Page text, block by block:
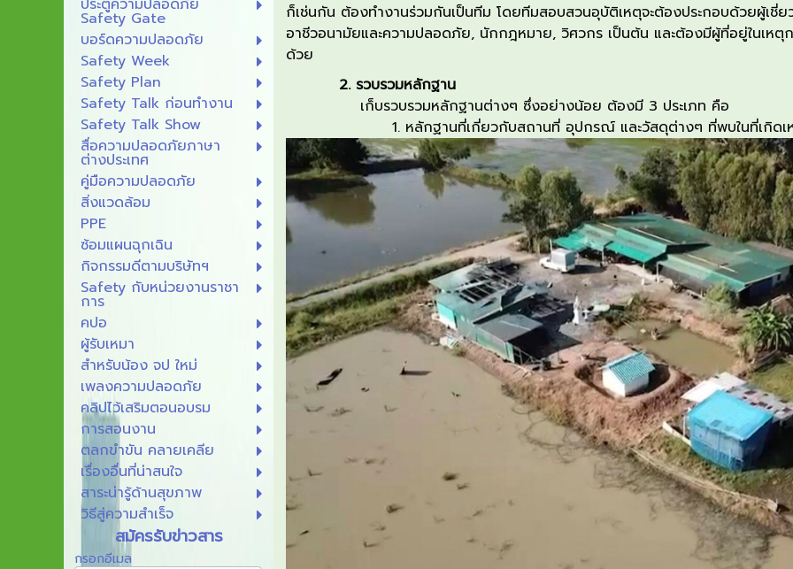
ประตูความปลอดภัย
Safety Gate
บอร์ดความปลอดภัย
Safety Week
Safety Plan
Safety Talk ก่อนทำงาน
Safety Talk Show
สื่อความปลอดภัยภาษา
ต่างประเทศ
คู่มือความปลอดภัย
สิ่งแวดล้อม
PPE
ซ้อมแผนฉุกเฉิน
กิจกรรมดีตามบริษัทฯ
Safety กับหน่วยงานราชา
การ
คปอ
ผู้รับเหมา
สำหรับน้อง จป ใหม่
เพลงความปลอดภัย
คลิปไว้เสริมตอนอบรม
การสอนงาน
ตลกขำขัน คลายเคลีย
เรื่องอื่นที่น่าสนใจ
สาระน่ารู้ด้านสุขภาพ
วิธีสู่ความสำเร็จ
สมัครรับข่าวสาร
กรอกอีเมล
ก็เช่นกัน ต้องทำงานร่วมกันเป็นทีม โดยทีมสอบสวนอุบัติเหตุจะต้องประกอบด้วยผู้เ
อาชีวอนามัยและความปลอดภัย, นักกฎหมาย,วิศวกร เป็นต้น และต้องมีผู้ที่อยู่ในเหตุ
ด้วย
2. รวบรวมหลักฐาน
เก็บรวบรวมหลักฐานต่างๆ ซึ่งอย่างน้อย ต้องมี 3 ประเภท คือ
1. หลักฐานที่เกี่ยวกับสถานที่อุปกรณ์และวัสดุต่างๆ ที่พบในที่เกิดเ